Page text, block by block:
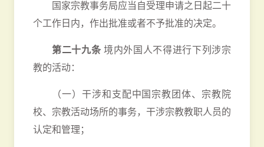
国家宗教事务局应当自受理申请之日起二十
个工作日内，作出批准或者不予批准的决定。
第二十九条 境内外国人不得进行下列涉宗
教的活动：
（一）干涉和支配中国宗教团体、宗教院
校、宗教活动场所的事务，干涉宗教教职人员的
认定和管理；